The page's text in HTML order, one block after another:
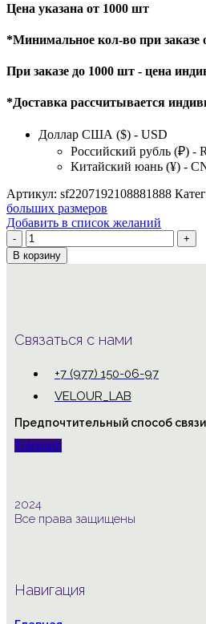
Цена указана от 1000 шт
*Минимальное кол-во при заказе
При заказе до 1000 шт - цена
*Доставка рассчитывается
Доллар США ($) - USD
Российский рубль (₽) -
Китайский юань (¥) -
Артикул: sf2207192108881888
больших размеров
Добавить в список желаний
Количество
товара
Большой
В корзину
Связаться с нами
+7 (977) 150-06-97
VELOUR_LAB
Предпочтительный способ связи
Telegram
2024
Все права защищены
Навигация